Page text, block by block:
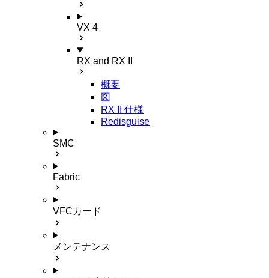
VX 4
RX and RX II
概要
図
RX II 仕様
Redisguise
SMC
Fabric
VFCカード
メンテナンス